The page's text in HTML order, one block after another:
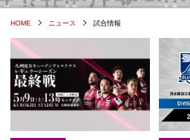
HOME ニュース 試合情報